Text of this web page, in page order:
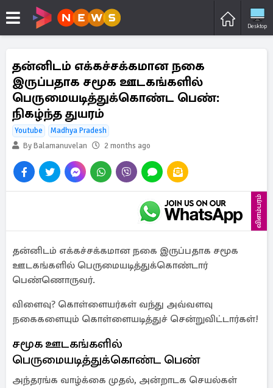
Desktop
தன்னிடம் எக்கச்சக்கமான நகை
இருப்பதாக சமூக ஊடகங்களில்
பெருமையடித்துக்கொண்ட பெண்:
நிகழ்ந்த துயரம்
Youtube
Madhya Pradesh
By Balamanuvelan
2 months ago
விளம்பரம்
தன்னிடம் எக்கச்சக்கமான நகை இருப்பதாக சமூக
ஊடகங்களில் பெருமையடித்துக்கொண்டார்
பெண்ணொருவர்.
விளைவு? கொள்ளையர்கள் வந்து அவ்வளவு
நகைகளையும் கொள்ளையடித்துச் சென்றுவிட்டார்கள்!
சமூக ஊடகங்களில்
பெருமையடித்துக்கொண்ட பெண்
அந்தரங்க வாழ்க்கை முதல், அன்றாடக செயல்கள்